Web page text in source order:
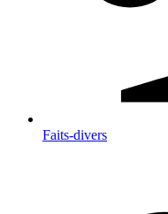
Faits-divers